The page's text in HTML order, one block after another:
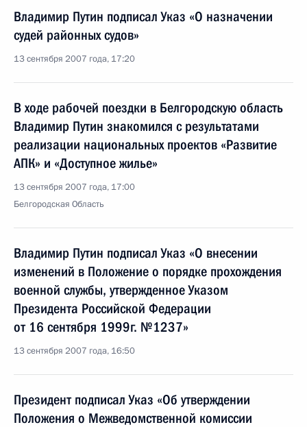
Владимир Путин подписал Указ «О назначении
судей районных судов»
13 сентября 2007 года, 17:20
В ходе рабочей поездки в Белгородскую область
Владимир Путин знакомился с результатами
реализации национальных проектов «Развитие
АПК» и «Доступное жилье»
13 сентября 2007 года, 17:00
Белгородская Область
Владимир Путин подписал Указ «О внесении
изменений в Положение о порядке прохождения
военной службы, утвержденное Указом
Президента Российской Федерации
от 16 сентября 1999г. №1237»
13 сентября 2007 года, 16:50
Президент подписал Указ «Об утверждении
Положения о Межведомственной комиссии